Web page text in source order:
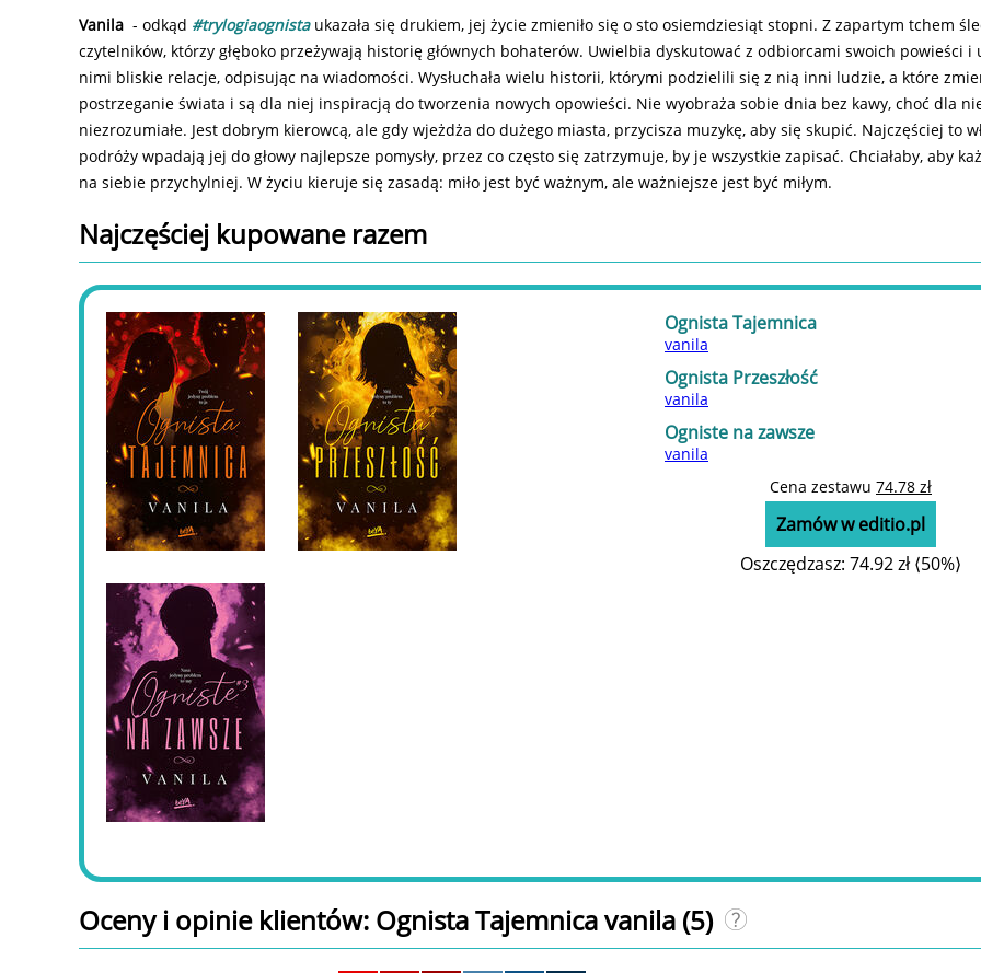
Vanila - odkąd #trylogiaognistaukazała się drukiem, jej życie zmieniło się o sto osiemdziesiąt stopni. Z zapartym tchem
czytelników, którzy głęboko przeżywają historię głównych bohaterów. Uwielbia dyskutować z odbiorcami swoich powieści i
nimi bliskie relacje, odpisując na wiadomości. Wysłuchała wielu historii, którymi podzielili się z nią inni ludzie, a które
postrzeganie świata i są dla niej inspiracją do tworzenia nowych opowieści. Nie wyobraża sobie dnia bez kawy, choć dla
niezrozumiałe. Jest dobrym kierowcą, ale gdy wjeżdża do dużego miasta, przycisza muzykę, aby się skupić. Najczęściej to
podróży wpadają jej do głowy najlepsze pomysły, przez co często się zatrzymuje, by je wszystkie zapisać. Chciałaby, aby
na siebie przychylniej. W życiu kieruje się zasadą: miło jest być ważnym, ale ważniejsze jest być miłym.
Najczęściej kupowane razem
Ognista Tajemnica
vanila
Ognista Przeszłość
vanila
Ogniste na zawsze
vanila
Cena zestawu 74.78 zł
Zamów w editio.pl
Oszczędzasz: 74.92 zł ⟨50%⟩
Oceny i opinie klientów: Ognista Tajemnica vanila (5)